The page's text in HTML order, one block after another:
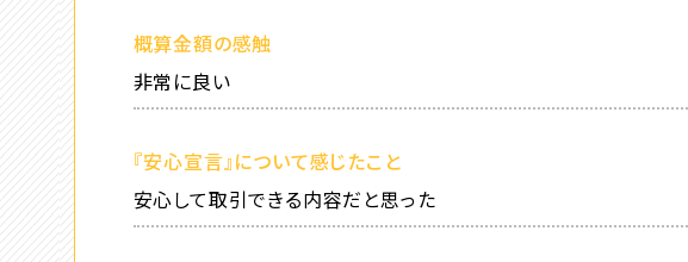
概算金額の感触
非常に良い
『安心宣言』について感じたこと
安心して取引できる内容だと思った